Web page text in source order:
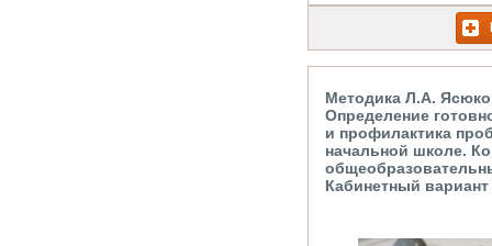
Методика Л.А.
Определение
и профилактика
начальной школе.
Кабинетный вариант